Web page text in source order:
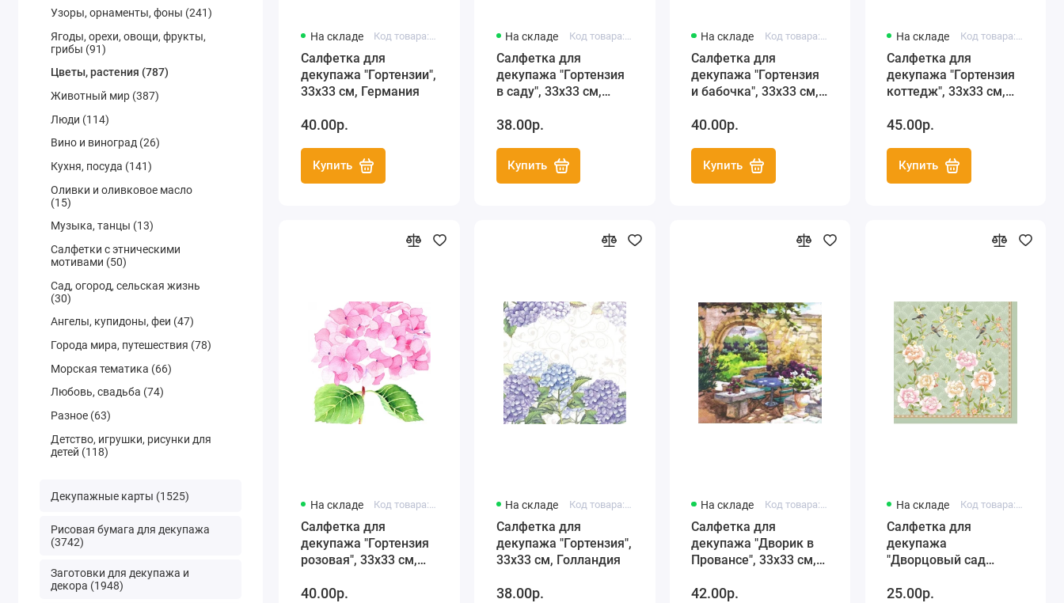
Узоры, орнаменты, фоны (241)
Ягоды, орехи, овощи, фрукты,
грибы (91)
Цветы, растения (787)
Животный мир (387)
Люди (114)
Вино и виноград (26)
Кухня, посуда (141)
Оливки и оливковое масло
(15)
Музыка, танцы (13)
Салфетки с этническими
мотивами (50)
Сад, огород, сельская жизнь
(30)
Ангелы, купидоны, феи (47)
Города мира, путешествия (78)
Морская тематика (66)
Любовь, свадьба (74)
Разное (63)
Детство, игрушки, рисунки для
детей (118)
Декупажные карты (1525)
Рисовая бумага для декупажа
(3742)
Заготовки для декупажа и
декора (1948)
На складе Код товара: PP1332377
Салфетка для
декупажа "Гортензии",
33х33 см, Германия
40.00р.
Купить
На складе Код товара: PP1332374
Салфетка для
декупажа "Гортензия
в саду", 33х33 см,
38.00р.
Купить
На складе Код товара: PP1333741
Салфетка для
декупажа "Гортензия
и бабочка", 33х33 см,
40.00р.
Купить
На складе Код товара: HF211603
Салфетка для
декупажа "Гортензия
коттедж", 33х33 см,
45.00р.
Купить
На складе Код товара: PP1333260
Салфетка для
декупажа "Гортензия
розовая", 33х33 см,
40.00р.
На складе Код товара: HF13310195
Салфетка для
декупажа "Гортензия",
33х33 см, Голландия
38.00р.
На складе Код товара: TF344622
Салфетка для
декупажа "Дворик в
Провансе", 33х33 см,
42.00р.
На складе Код товара: HFPALA
Салфетка для
декупажа
"Дворцовый сад
R2S (Италия)
25.00р.